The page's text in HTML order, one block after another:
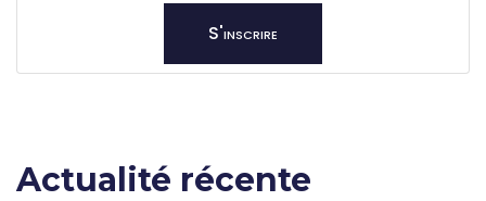
S'inscrire
Actualité récente